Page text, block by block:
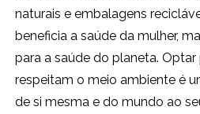
naturais e embalagens
beneficia a saúde da mulher,
para a saúde do planeta.
respeitam o meio ambiente é
de si mesma e do mundo ao